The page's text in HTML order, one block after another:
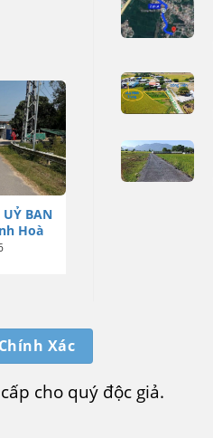
BAN
Hoà
Chính Xác
cho quý độc giả.